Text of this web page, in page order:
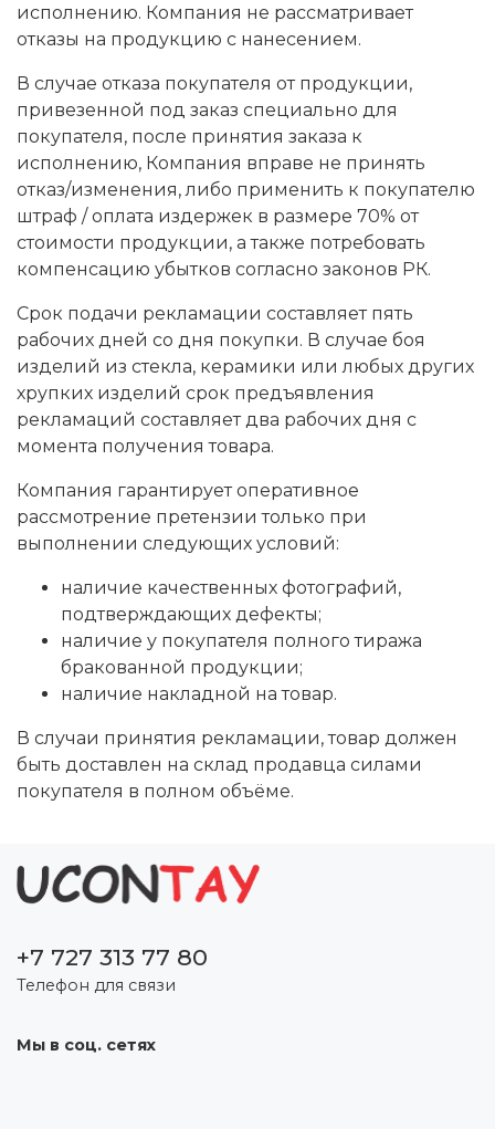
исполнению. Компания не рассматривает
отказы на продукцию с нанесением.
В случае отказа покупателя от продукции,
привезенной под заказ специально для
покупателя, после принятия заказа к
исполнению, Компания вправе не принять
отказ/изменения, либо применить к покупателю
штраф / оплата издержек в размере 70% от
стоимости продукции, а также потребовать
компенсацию убытков согласно законов РК.
Срок подачи рекламации составляет пять
рабочих дней со дня покупки. В случае боя
изделий из стекла, керамики или любых других
хрупких изделий срок предъявления
рекламаций составляет два рабочих дня с
момента получения товара.
Компания гарантирует оперативное
рассмотрение претензии только при
выполнении следующих условий:
наличие качественных фотографий,
подтверждающих дефекты;
наличие у покупателя полного тиража
бракованной продукции;
наличие накладной на товар.
В случаи принятия рекламации, товар должен
быть доставлен на склад продавца силами
покупателя в полном объёме.
+7 727 313 77 80
Телефон для связи
Мы в соц. сетях